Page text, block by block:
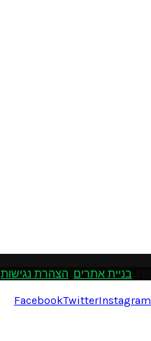
בניית אתרים הצהרת נגישות
FacebookTwitterInstagram